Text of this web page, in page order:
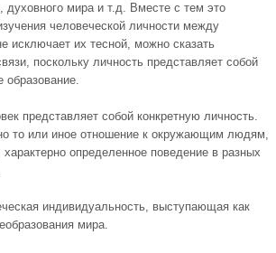
духовного мира и т.д. Вместе с тем это
человеческой личности между
исключает их тесной, можно сказать
поскольку личность представляет собой
образование.
представляет собой конкретную личность.
то или иное отношение к окружающим людям,
определенное поведение в разных
индивидуальность, выступающая как
мира.